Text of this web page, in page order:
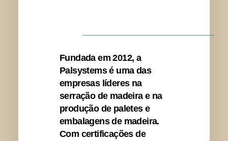
Fundada em 2012, a
Palsystems é uma das
empresas líderes na
serração de madeira e na
produção de paletes e
embalagens de madeira.
Com certificações de